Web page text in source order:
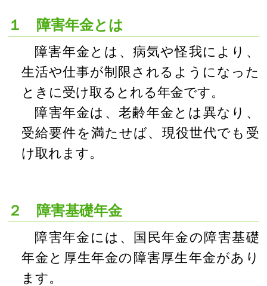
１ 障害年金とは
障害年金とは、病気や怪我により、
生活や仕事が制限されるようになった
ときに受け取るとれる年金です。
障害年金は、老齢年金とは異なり、
受給要件を満たせば、現役世代でも受
け取れます。
２ 障害基礎年金
障害年金には、国民年金の障害基礎
年金と厚生年金の障害厚生年金があり
ます。